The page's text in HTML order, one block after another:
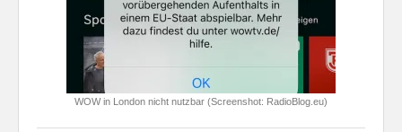
WOW in London nicht nutzbar (Screenshot: RadioBlog.eu)